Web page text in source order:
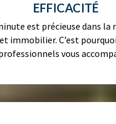
EFFICACITÉ
est précieuse dans la
immobilier. C’est
vous